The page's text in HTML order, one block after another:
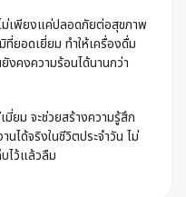
ม่เพียงแค่ปลอดภัยต่อสุขภาพ
อดเยี่ยม ทำให้เครื่องดื่ม
งคงความร้อนได้นานกว่า
มี่ยม จะช่วยสร้างความรู้สึก
นได้จริงในชีวิตประจำวัน ไม่
ไว้แล้วลืม